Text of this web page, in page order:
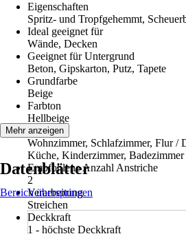
Eigenschaften
Spritz- und Tropfgehemmt,
Ideal geeignet für
Wände, Decken
Geeignet für Untergrund
Beton, Gipskarton, Putz, Tapete
Grundfarbe
Beige
Farbton
Hellbeige
Räume
Wohnzimmer, Schlafzimmer, Flur /
Küche, Kinderzimmer, Badezimmer
Empfohlene Anzahl Anstriche
2
Verarbeitung
Streichen
Deckkraft
1 - höchste Deckkraft
Mehr anzeigen
Datenblätter
Bereich überspringen